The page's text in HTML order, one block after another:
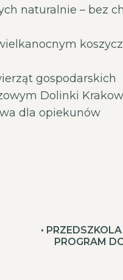
naturalnie – bez
gospodarskich
Dolinki
dla opiekunów
•
PROGRAM